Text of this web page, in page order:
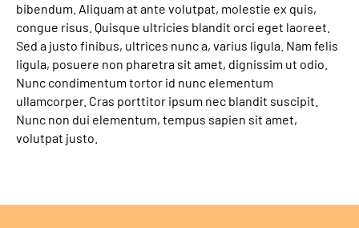
bibendum. Aliquam at ante volutpat, molestie ex quis,
congue risus. Quisque ultricies blandit orci eget laoreet.
Sed a justo finibus, ultrices nunc a, varius ligula. Nam felis
ligula, posuere non pharetra sit amet, dignissim ut odio.
Nunc condimentum tortor id nunc elementum
ullamcorper. Cras porttitor ipsum nec blandit suscipit.
Nunc non dui elementum, tempus sapien sit amet,
volutpat justo.